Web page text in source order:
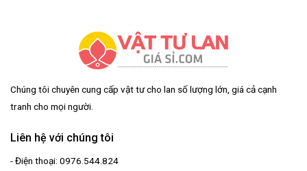
Chúng tôi chuyên cung cấp vật tư cho lan số lượng lớn, giá cả cạnh
tranh cho mọi người.
Liên hệ với chúng tôi
- Điện thoại: 0976.544.824